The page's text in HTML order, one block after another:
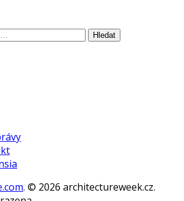
. © 2026 architectureweek.cz.